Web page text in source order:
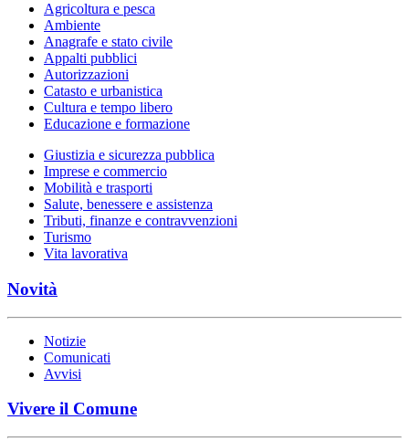
Agricoltura e pesca
Ambiente
Anagrafe e stato civile
Appalti pubblici
Autorizzazioni
Catasto e urbanistica
Cultura e tempo libero
Educazione e formazione
Giustizia e sicurezza pubblica
Imprese e commercio
Mobilità e trasporti
Salute, benessere e assistenza
Tributi, finanze e contravvenzioni
Turismo
Vita lavorativa
Novità
Notizie
Comunicati
Avvisi
Vivere il Comune